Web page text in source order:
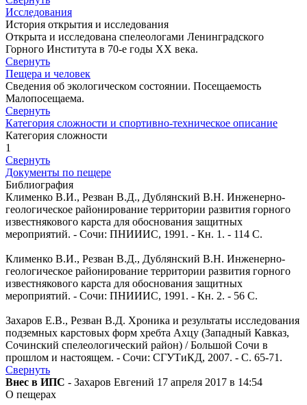
Исследования
История открытия и исследования
Открыта и исследована спелеологами Ленинградского
Горного Института в 70-е годы XX века.
Свернуть
Пещера и человек
Сведения об экологическом состоянии. Посещаемость
Малопосещаема.
Свернуть
Категория сложности и спортивно-техническое описание
Категория сложности
1
Свернуть
Документы по пещере
Библиография
Клименко В.И., Резван В.Д., Дублянский В.Н. Инженерно-
геологическое районирование территории развития горного
известнякового карста для обоснования защитных
мероприятий. - Сочи: ПНИИИС, 1991. - Кн. 1. - 114 С.
Клименко В.И., Резван В.Д., Дублянский В.Н. Инженерно-
геологическое районирование территории развития горного
известнякового карста для обоснования защитных
мероприятий. - Сочи: ПНИИИС, 1991. - Кн. 2. - 56 С.
Захаров Е.В., Резван В.Д. Хроника и результаты исследования
подземных карстовых форм хребта Ахцу (Западный Кавказ,
Сочинский спелеологический район) / Большой Сочи в
прошлом и настоящем. - Сочи: СГУТиКД, 2007. - С. 65-71.
Свернуть
Внес в ИПС - Захаров Евгений 17 апреля 2017 в 14:54
О пещерах